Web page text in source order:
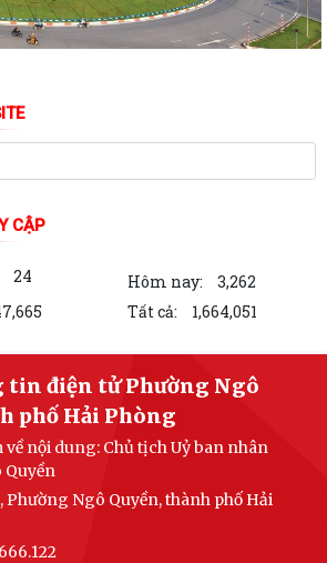
NGHĨA TRANG LIỆT SĨ NHÂN KỶ NIỆM 79
LIỆT SĨ 27/7
THÔNG BÁO THỜI GIAN TỔ CHỨC HỘI
HỘ KINH DOANH,...
CHỨC GIAO BAN TỔ DÂN PHỐ SAU SẮP XẾP,
NGÔ QUYỀN THÔNG BÁO KẾT QUẢ KỲ
TRUYỀN VẬN ĐỘNG TỔ CHỨC, CÁ NHÂN
Ngô Quyền: Phân bổ bổ sung hơn 38 tỷ
CÔNG DÂN 6 THÁNG CUỐI NĂM 2026 CỦA
BIỂU HĐND PHƯỜNG...
THÔNG BÁO LỊCH TIẾP CÔNG DÂN 6
CẬP
24 Hôm nay:
3,262
Tất cả: 1,664,051
tin điện tử Phường Ngô
phố Hải Phòng
nội dung: Chủ tịch Uỷ ban nhân
Phường Ngô Quyền, thành phố Hải